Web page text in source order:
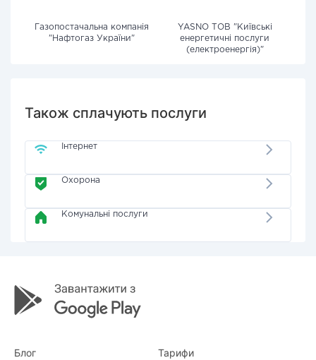
Газопостачальна компанія
"Нафтогаз України"
YASNO ТОВ "Київські
енергетичні послуги
(електроенергія)"
Також сплачують послуги
Інтернет
Охорона
Комунальні послуги
Блог Тарифи